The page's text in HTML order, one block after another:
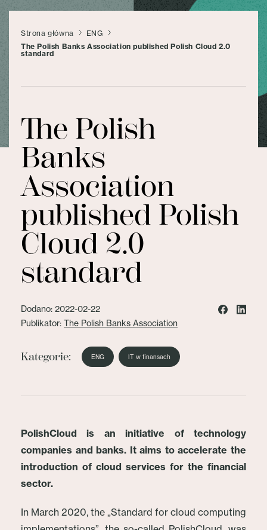
Strona główna
ENG
The Polish Banks Association published Polish Cloud 2.0
standard
The Polish
Banks
Association
published Polish
Cloud 2.0
standard
Dodano: 2022-02-22
Publikator: The Polish Banks Association
Kategorie: ENG IT w finansach
PolishCloud is an initiative of technology
companies and banks. It aims to accelerate the
introduction of cloud services for the financial
sector.
In March 2020, the „Standard for cloud computing